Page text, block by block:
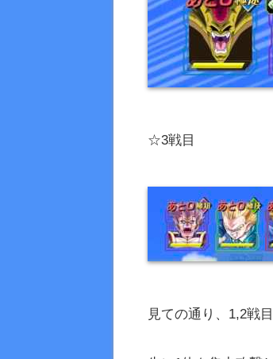
☆3戦目
見ての通り、1,2戦